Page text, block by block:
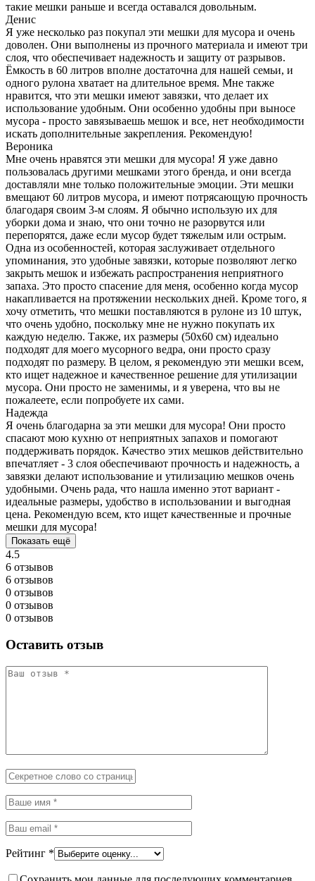
такие мешки раньше и всегда оставался довольным.
Денис
Я уже несколько раз покупал эти мешки для мусора и очень
доволен. Они выполнены из прочного материала и имеют три
слоя, что обеспечивает надежность и защиту от разрывов.
Ёмкость в 60 литров вполне достаточна для нашей семьи, и
одного рулона хватает на длительное время. Мне также
нравится, что эти мешки имеют завязки, что делает их
использование удобным. Они особенно удобны при выносе
мусора - просто завязываешь мешок и все, нет необходимости
искать дополнительные закрепления. Рекомендую!
Вероника
Мне очень нравятся эти мешки для мусора! Я уже давно
пользовалась другими мешками этого бренда, и они всегда
доставляли мне только положительные эмоции. Эти мешки
вмещают 60 литров мусора, и имеют потрясающую прочность
благодаря своим 3-м слоям. Я обычно использую их для
уборки дома и знаю, что они точно не разорвутся или
перепорятся, даже если мусор будет тяжелым или острым.
Одна из особенностей, которая заслуживает отдельного
упоминания, это удобные завязки, которые позволяют легко
закрыть мешок и избежать распространения неприятного
запаха. Это просто спасение для меня, особенно когда мусор
накапливается на протяжении нескольких дней. Кроме того, я
хочу отметить, что мешки поставляются в рулоне из 10 штук,
что очень удобно, поскольку мне не нужно покупать их
каждую неделю. Также, их размеры (50х60 см) идеально
подходят для моего мусорного ведра, они просто сразу
подходят по размеру. В целом, я рекомендую эти мешки всем,
кто ищет надежное и качественное решение для утилизации
мусора. Они просто не заменимы, и я уверена, что вы не
пожалеете, если попробуете их сами.
Надежда
Я очень благодарна за эти мешки для мусора! Они просто
спасают мою кухню от неприятных запахов и помогают
поддерживать порядок. Качество этих мешков действительно
впечатляет - 3 слоя обеспечивают прочность и надежность, а
завязки делают использование и утилизацию мешков очень
удобными. Очень рада, что нашла именно этот вариант -
идеальные размеры, удобство в использовании и выгодная
цена. Рекомендую всем, кто ищет качественные и прочные
мешки для мусора!
Показать ещё
4.5
6 отзывов
6 отзывов
0 отзывов
0 отзывов
0 отзывов
Оставить отзыв
Рейтинг *